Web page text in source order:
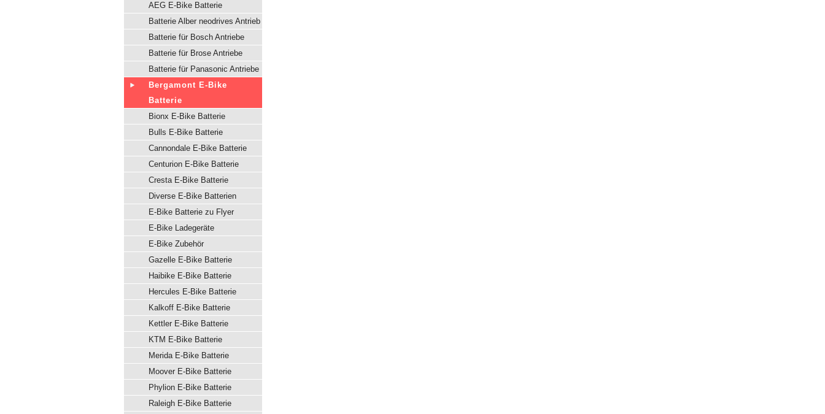
AEG E-Bike Batterie
Batterie Alber neodrives Antrieb
Batterie für Bosch Antriebe
Batterie für Brose Antriebe
Batterie für Panasonic Antriebe
Bergamont E-Bike
Batterie
Bionx E-Bike Batterie
Bulls E-Bike Batterie
Cannondale E-Bike Batterie
Centurion E-Bike Batterie
Cresta E-Bike Batterie
Diverse E-Bike Batterien
E-Bike Batterie zu Flyer
E-Bike Ladegeräte
E-Bike Zubehör
Gazelle E-Bike Batterie
Haibike E-Bike Batterie
Hercules E-Bike Batterie
Kalkoff E-Bike Batterie
Kettler E-Bike Batterie
KTM E-Bike Batterie
Merida E-Bike Batterie
Moover E-Bike Batterie
Phylion E-Bike Batterie
Raleigh E-Bike Batterie